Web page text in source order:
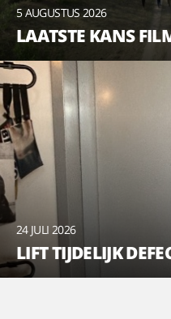
5 AUGUSTUS 2026
LAATSTE KANS
24 JULI 2026
LIFT TIJDELIJK